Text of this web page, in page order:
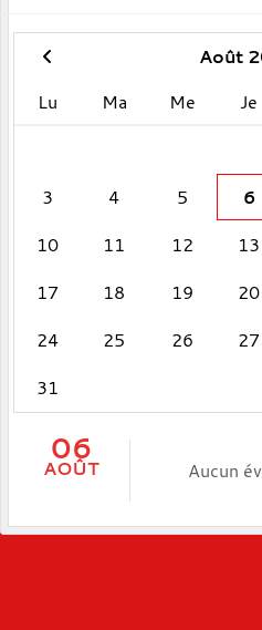
Août
Lu
Ma Me Je
3
4 5 6
10
11 12 13
17
18 19 20
24
25 26 27
31
06
AOÛT Aucun